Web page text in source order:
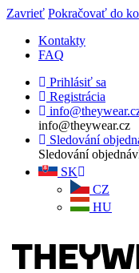
Zavrieť Pokračovať do
Kontakty
FAQ
Prihlásiť sa
Registrácia
info@theywear.cz
Sledování
Sledování
SK
CZ
HU